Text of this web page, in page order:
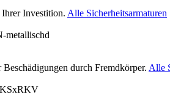
Ihrer Investition. Alle Sicherheitsarmaturen
durch Fremdkörper. Alle